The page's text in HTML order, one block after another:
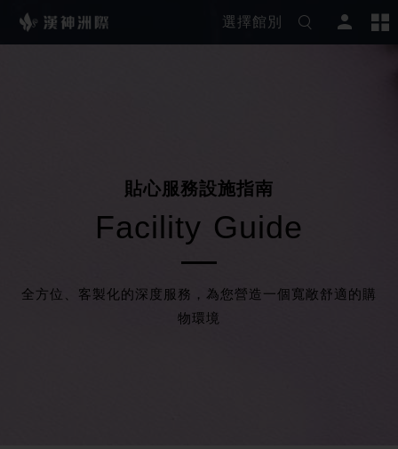
選擇館別
貼心 服務設施指南
Facility Guide
全方位、客製化的深度服務，為您營造一個寬敞舒適的購
物環境